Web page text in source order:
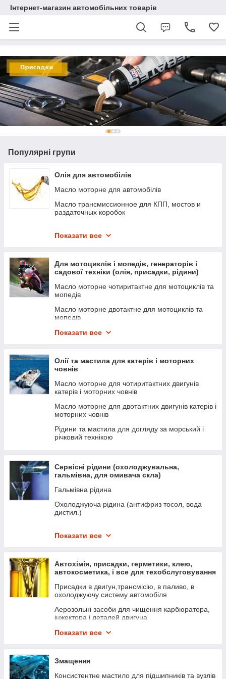
Інтернет-магазин автомобільних товарів
Популярні групи
Олія для автомобілів
Масло моторне для автомобілів
Масло трансмиссионное для КПП, мостов и
раздаточных коробок
Масло гідравлічне, компресорне, індустріальне
Показати все
Для мотоциклів і мопедів, генераторів і
садової техніки (олія, присадки, рідини)
Масло моторне чотиритактне для мотоциклів та
мопедів
Масло моторне двотактне для мотоциклів та
мопедів
Присадки в паливо і масло для мототехніки
Олія для виделок та амортизаторів, олія в
Догляд за мототехнікою й садовою технікою
Показати все
Олії та мастила для катерів і моторних
човнів
Масло моторне для чотиритактних двигунів
катерів і моторних човнів
Масло моторне для двотактних двигунів катерів і
моторних човнів
Рідини та мастила для догляду за морський і
річковий технікою
Сервісні рідини (охолоджувальна,
гальмівна, для омивача скла)
Гальмівна рідина
Охолоджуюча рідина (антифриз тосол, вода
дистил.)
Показати все
Автохімія, присадки, герметики, клею,
автокосметика, і все для техобслуговування
Присадки в двигун,трансмісію, в паливо, в
охолоджуючу систему автомобіля
Аерозольні засоби для чищення карбюратора,
інжектора і деталей двигуна
Клей, фіксатор різьби, "холодна зварка",
Показати все
Змащення
Консистентне мастило для підшипників та вузлів